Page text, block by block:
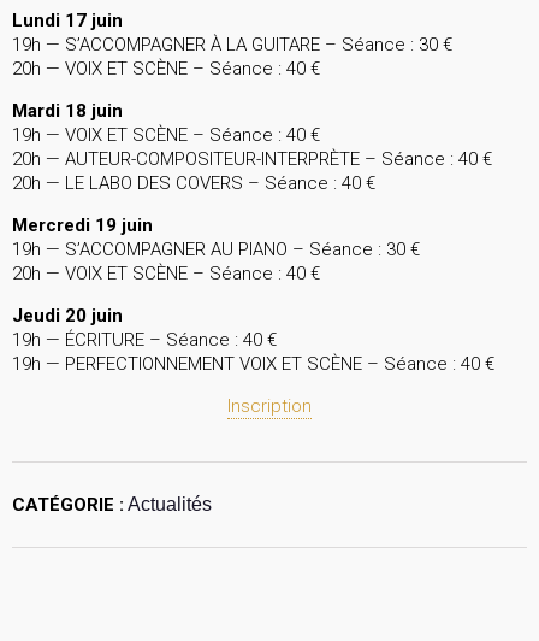
Lundi 17 juin
19h — S’ACCOMPAGNER À LA GUITARE – Séance : 30 €
20h — VOIX ET SCÈNE – Séance : 40 €
Mardi 18 juin
19h — VOIX ET SCÈNE – Séance : 40 €
20h — AUTEUR-COMPOSITEUR-INTERPRÈTE – Séance : 40 €
20h — LE LABO DES COVERS – Séance : 40 €
Mercredi 19 juin
19h — S’ACCOMPAGNER AU PIANO – Séance : 30 €
20h — VOIX ET SCÈNE – Séance : 40 €
Jeudi 20 juin
19h — ÉCRITURE – Séance : 40 €
19h — PERFECTIONNEMENT VOIX ET SCÈNE – Séance : 40 €
Inscription
CATÉGORIE : Actualités